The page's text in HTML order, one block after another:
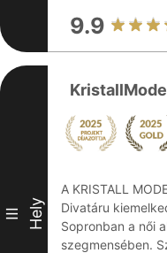
9.9
III Hely
KristallMode
A KRISTALL
Divatáru
Sopronban a női
szegmensében.